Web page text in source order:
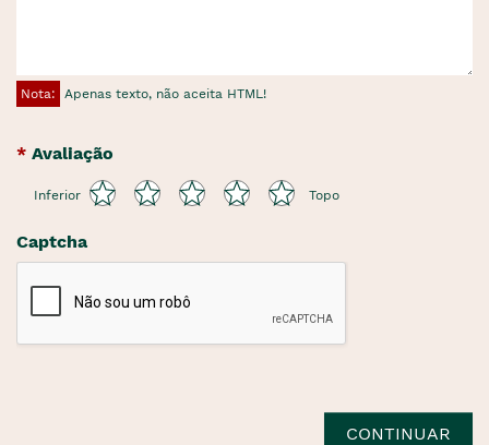
Nota: Apenas texto, não aceita HTML!
Avaliação
Inferior Topo
Captcha
CONTINUAR